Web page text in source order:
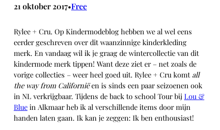
21 oktober 2017•Free
Rylee + Cru. Op Kindermodeblog hebben we al wel eens
eerder geschreven over dit waanzinnige kinderkleding
merk. En vandaag wil ik je graag de wintercollectie van dit
kindermode merk tippen! Want deze ziet er – net zoals de
vorige collecties – weer heel goed uit. Rylee + Cru komt all
the way from Californiëen is sinds een paar seizoenen ook
in NL verkrijgbaar. Tijdens de back to school Tour bij Lou &
Blue in Alkmaar heb ik al verschillende items door mijn
handen laten gaan. Ik kan je zeggen: Ik ben enthousiast!